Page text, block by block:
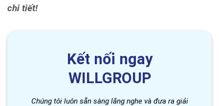
chi tiết!
Kết nối ngay
WILLGROUP
Chúng tôi luôn sẵn sàng lắng nghe và đưa ra giải